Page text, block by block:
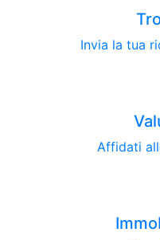
Invia la tua
Affidati